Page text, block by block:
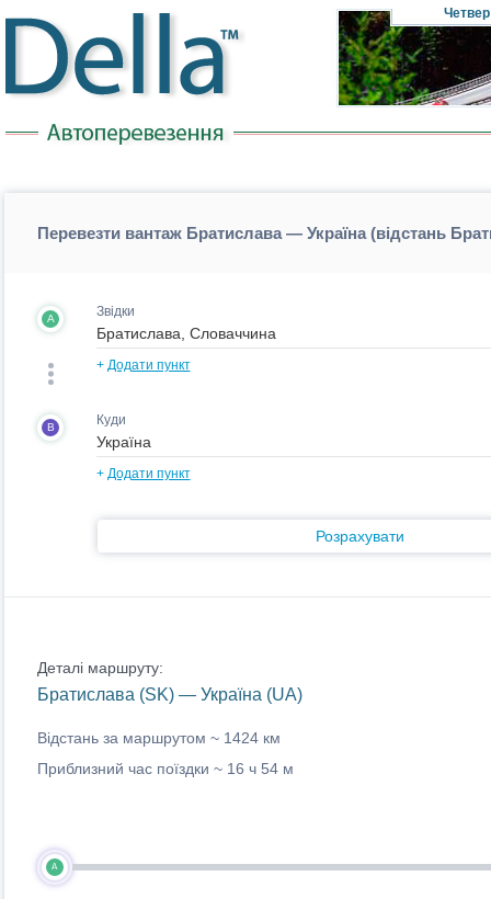
Четвер
Перевезти вантаж Братислава — Україна (відстань
A Звідки
+ Додати пункт
B Куди
+ Додати пункт
Розрахувати
Деталі маршруту:
Братислава (SK) — Україна (UA)
Відстань за маршрутом ~ 1424 км
Приблизний час поїздки ~ 16 ч 54 м
A